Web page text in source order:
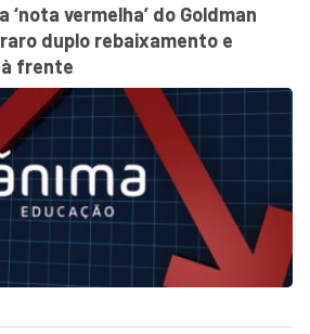
‘nota vermelha’ do Goldman
duplo rebaixamento e
frente